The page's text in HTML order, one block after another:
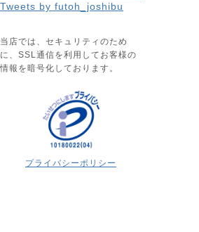
Tweets by futoh_joshibu
当店では、セキュリティのため
に、SSL通信を利用してお客様の
情報を暗号化しております。
プライバシーポリシー